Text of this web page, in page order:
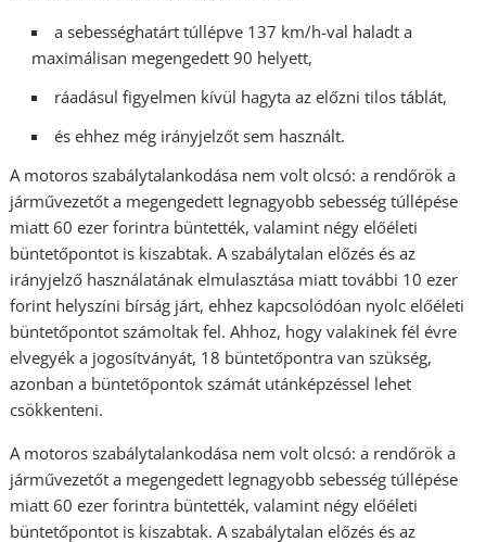
a sebességhatárt túllépve 137 km/h-val haladt a
maximálisan megengedett 90 helyett,
ráadásul figyelmen kívül hagyta az előzni tilos táblát,
és ehhez még irányjelzőt sem használt.
A motoros szabálytalankodása nem volt olcsó: a rendőrök a
járművezetőt a megengedett legnagyobb sebesség túllépése
miatt 60 ezer forintra büntették, valamint négy előéleti
büntetőpontot is kiszabtak. A szabálytalan előzés és az
irányjelző használatának elmulasztása miatt további 10 ezer
forint helyszíni bírság járt, ehhez kapcsolódóan nyolc előéleti
büntetőpontot számoltak fel. Ahhoz, hogy valakinek fél évre
elvegyék a jogosítványát, 18 büntetőpontra van szükség,
azonban a büntetőpontok számát utánképzéssel lehet
csökkenteni.
A motoros szabálytalankodása nem volt olcsó: a rendőrök a
járművezetőt a megengedett legnagyobb sebesség túllépése
miatt 60 ezer forintra büntették, valamint négy előéleti
büntetőpontot is kiszabtak. A szabálytalan előzés és az